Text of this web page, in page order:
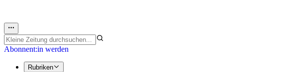
Abonnent:in werden
Rubriken